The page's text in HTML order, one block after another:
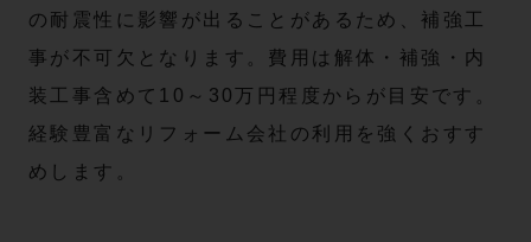
の耐震性に影響が出ることがあるため、補強工
事が不可欠となります。費用は解体・補強・内
装工事含めて10～30万円程度からが目安です。
経験豊富なリフォーム会社の利用を強くおすす
めします。